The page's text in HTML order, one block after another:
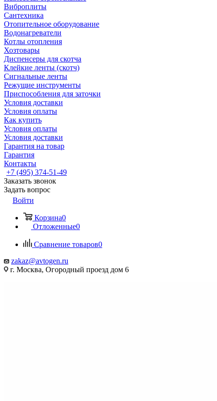
Виброплиты
Сантехника
Отопительное оборудование
Водонагреватели
Котлы отопления
Хозтовары
Диспенсеры для скотча
Клейкие ленты (скотч)
Сигнальные ленты
Режущие инструменты
Приспособления для заточки
Условия доставки
Условия оплаты
Как купить
Условия оплаты
Условия доставки
Гарантия на товар
Гарантия
Контакты
+7 (495) 374-51-49
Заказать звонок
Задать вопрос
Войти
Корзина0
Отложенные0
Сравнение товаров0
zakaz@avtogen.ru
г. Москва, Огородный проезд дом 6